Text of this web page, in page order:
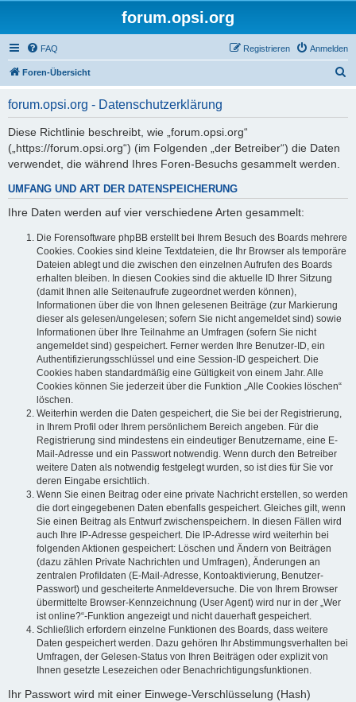
forum.opsi.org
FAQ Anmelden
Registrieren
Foren-Übersicht
forum.opsi.org - Datenschutzerklärung
Diese Richtlinie beschreibt, wie „forum.opsi.org“
(„https://forum.opsi.org“) (im Folgenden „der Betreiber“) die Daten
verwendet, die während Ihres Foren-Besuchs gesammelt werden.
UMFANG UND ART DER DATENSPEICHERUNG
Ihre Daten werden auf vier verschiedene Arten gesammelt:
Die Forensoftware phpBB erstellt bei Ihrem Besuch des Boards mehrere
Cookies. Cookies sind kleine Textdateien, die Ihr Browser als temporäre
Dateien ablegt und die zwischen den einzelnen Aufrufen des Boards
erhalten bleiben. In diesen Cookies sind die aktuelle ID Ihrer Sitzung
(damit Ihnen alle Seitenaufrufe zugeordnet werden können),
Informationen über die von Ihnen gelesenen Beiträge (zur Markierung
dieser als gelesen/ungelesen; sofern Sie nicht angemeldet sind) sowie
Informationen über Ihre Teilnahme an Umfragen (sofern Sie nicht
angemeldet sind) gespeichert. Ferner werden Ihre Benutzer-ID, ein
Authentifizierungsschlüssel und eine Session-ID gespeichert. Die
Cookies haben standardmäßig eine Gültigkeit von einem Jahr. Alle
Cookies können Sie jederzeit über die Funktion „Alle Cookies löschen“
löschen.
Weiterhin werden die Daten gespeichert, die Sie bei der Registrierung,
in Ihrem Profil oder Ihrem persönlichem Bereich angeben. Für die
Registrierung sind mindestens ein eindeutiger Benutzername, eine E-
Mail-Adresse und ein Passwort notwendig. Wenn durch den Betreiber
weitere Daten als notwendig festgelegt wurden, so ist dies für Sie vor
deren Eingabe ersichtlich.
Wenn Sie einen Beitrag oder eine private Nachricht erstellen, so werden
die dort eingegebenen Daten ebenfalls gespeichert. Gleiches gilt, wenn
Sie einen Beitrag als Entwurf zwischenspeichern. In diesen Fällen wird
auch Ihre IP-Adresse gespeichert. Die IP-Adresse wird weiterhin bei
folgenden Aktionen gespeichert: Löschen und Ändern von Beiträgen
(dazu zählen Private Nachrichten und Umfragen), Änderungen an
zentralen Profildaten (E-Mail-Adresse, Kontoaktivierung, Benutzer-
Passwort) und gescheiterte Anmeldeversuche. Die von Ihrem Browser
übermittelte Browser-Kennzeichnung (User Agent) wird nur in der „Wer
ist online?“-Funktion angezeigt und nicht dauerhaft gespeichert.
Schließlich erfordern einzelne Funktionen des Boards, dass weitere
Daten gespeichert werden. Dazu gehören Ihr Abstimmungsverhalten bei
Umfragen, der Gelesen-Status von Ihren Beiträgen oder explizit von
Ihnen gesetzte Lesezeichen oder Benachrichtigungsfunktionen.
Ihr Passwort wird mit einer Einwege-Verschlüsselung (Hash)